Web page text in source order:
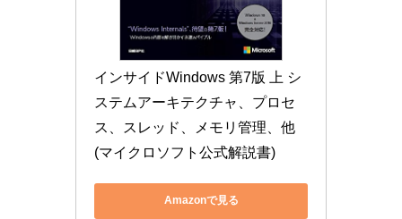
インサイドWindows 第7版 上 シ
ステムアーキテクチャ、プロセ
ス、スレッド、メモリ管理、他
(マイクロソフト公式解説書)
Amazonで見る